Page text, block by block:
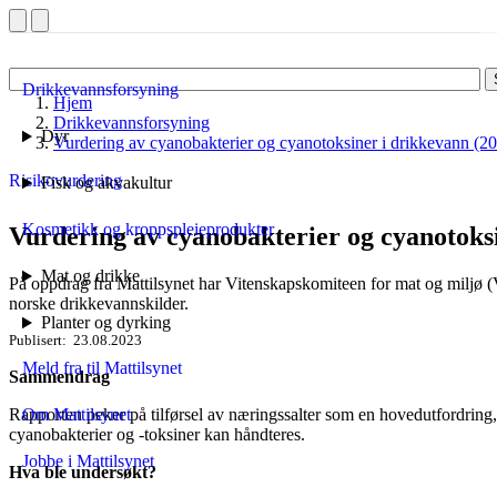
Drikkevannsforsyning
Dyr
Fisk og akvakultur
Kosmetikk og kroppspleieprodukter
Mat og drikke
Planter og dyrking
Meld fra til Mattilsynet
Om Mattilsynet
Jobbe i Mattilsynet
Hjem
Drikkevannsforsyning
Vurdering av cyanobakterier og cyanotoksiner i drikkevann
Risikovurdering
Vurdering av cyanobakterier og
På oppdrag fra Mattilsynet har Vitenskapskomiteen for mat og miljø
norske drikkevannskilder.
Publisert 23.08.2023
Sammendrag
Rapporten peker på tilførsel av næringssalter som en
cyanobakterier og -toksiner kan håndteres.
Hva ble undersøkt?